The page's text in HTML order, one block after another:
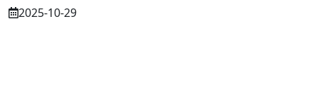
2025-10-29